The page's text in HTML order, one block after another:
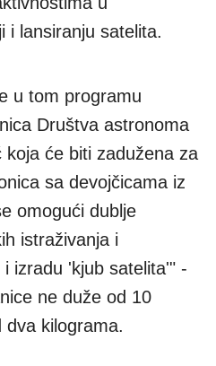
i lansiranju satelita.
u tom programu
Društva astronoma
koja će biti zadužena za
sa devojčicama iz
omogući dublje
istraživanja i
izradu 'kjub satelita'" -
ne duže od 10
kilograma.